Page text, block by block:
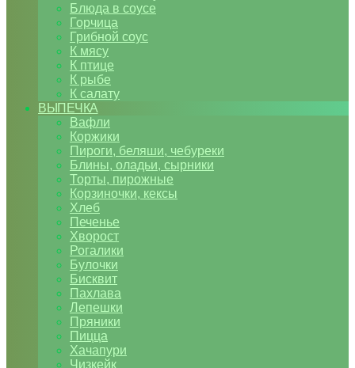
Блюда в соусе
Горчица
Грибной соус
К мясу
К птице
К рыбе
К салату
ВЫПЕЧКА
Вафли
Коржики
Пироги, беляши, чебуреки
Блины, оладьи, сырники
Торты, пирожные
Корзиночки, кексы
Хлеб
Печенье
Хворост
Рогалики
Булочки
Бисквит
Пахлава
Лепешки
Пряники
Пицца
Хачапури
Чизкейк